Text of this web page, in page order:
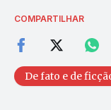
COMPARTILHAR
De fato e de